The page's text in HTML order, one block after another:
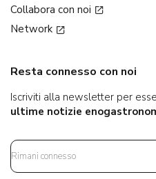
Collabora con noi
Network
Resta connesso con noi
Iscriviti alla newsletter per
ultime notizie